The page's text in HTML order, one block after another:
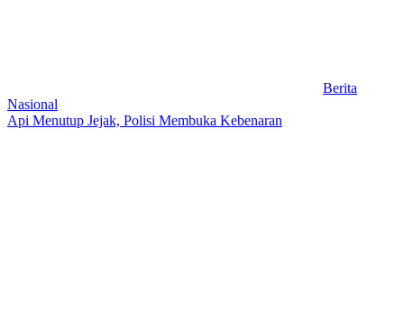
Berita
Nasional
Api Menutup Jejak, Polisi Membuka Kebenaran